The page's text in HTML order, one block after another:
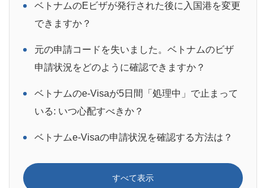
ベトナムのEビザが発行された後に入国港を変更
できますか？
元の申請コードを失いました。ベトナムのビザ
申請状況をどのように確認できますか？
ベトナムのe-Visaが5日間「処理中」で止まって
いる: いつ心配すべきか？
ベトナムe-Visaの申請状況を確認する方法は？
すべて表示